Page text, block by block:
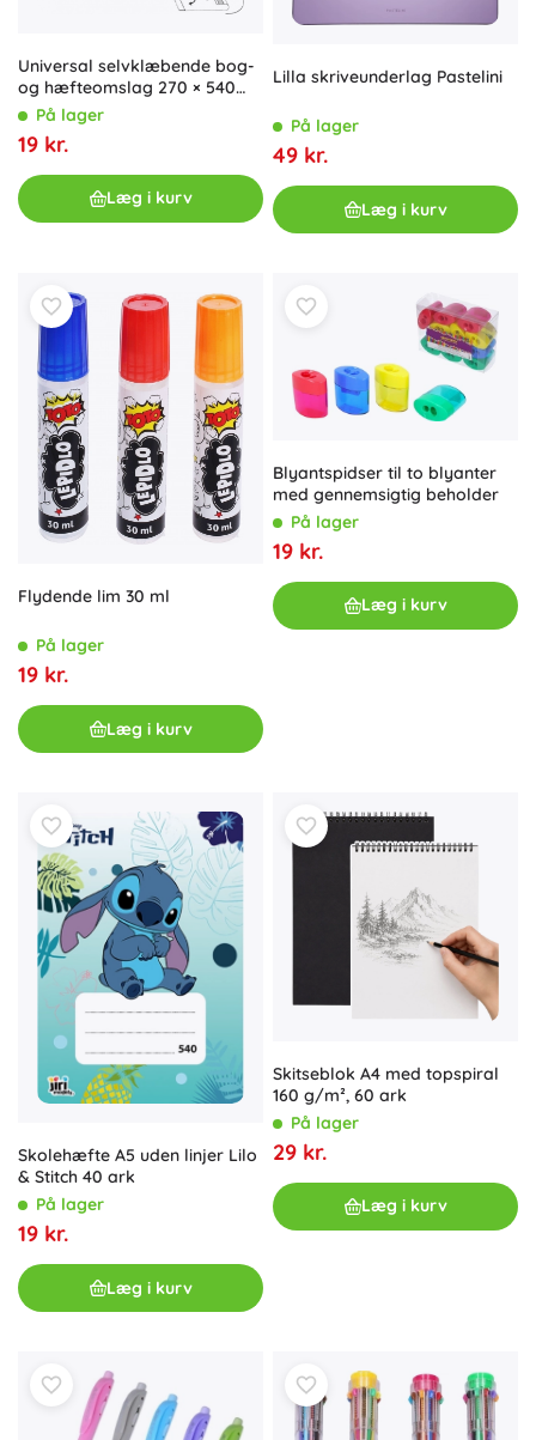
Universal selvklæbende bog-
og hæfteomslag 270 × 540
mm OXYBAG
På lager
19 kr.
Læg i kurv
Lilla skriveunderlag Pastelini
På lager
49 kr.
Læg i kurv
Flydende lim 30 ml
På lager
19 kr.
Læg i kurv
Blyantspidser til to blyanter
med gennemsigtig beholder
På lager
19 kr.
Læg i kurv
Skolehæfte A5 uden linjer Lilo
& Stitch 40 ark
På lager
19 kr.
Læg i kurv
Skitseblok A4 med topspiral
160 g/m², 60 ark
På lager
29 kr.
Læg i kurv